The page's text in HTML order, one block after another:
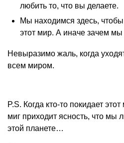
любить то, что вы делаете.
Мы находимся здесь,
этот мир. А иначе зачем мы
Невыразимо жаль, когда
всем миром.
P.S. Когда кто-то покидает
миг приходит ясность, что мы
этой планете…